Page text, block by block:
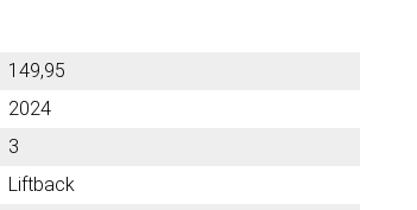
149,95
2024
3
Liftback